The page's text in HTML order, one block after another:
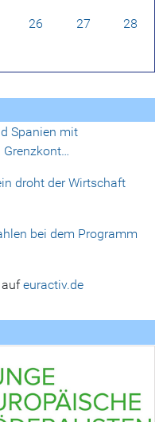
26 27 28
Spanien mit
droht der Wirtschaft
bei dem Programm
aufeuractiv.de